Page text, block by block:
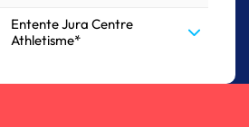
Entente Jura Centre
Athletisme*